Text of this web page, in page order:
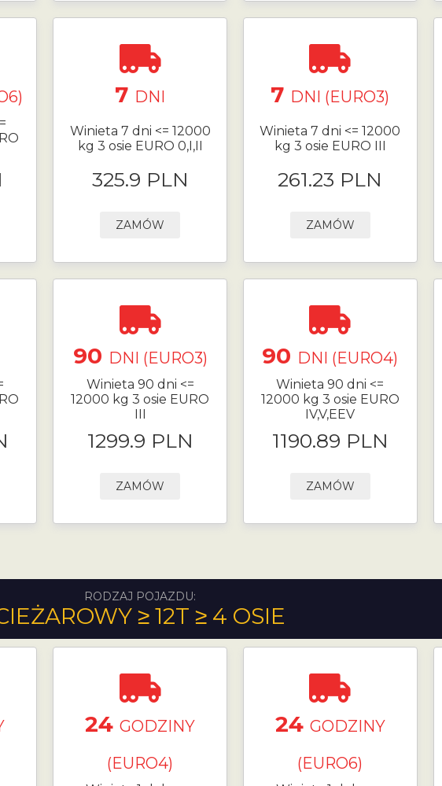
7 DNI
Winieta 7 dni <= 12000
kg 3 osie EURO 0,I,II
325.9 PLN
ZAMÓW
7 DNI (EURO3)
Winieta 7 dni <= 12000
kg 3 osie EURO III
261.23 PLN
ZAMÓW
90 DNI (EURO3)
Winieta 90 dni <=
12000 kg 3 osie EURO
1299.9 PLN
ZAMÓW
90 DNI (EURO4)
Winieta 90 dni <=
12000 kg 3 osie EURO
IV,V,EEV
1190.89 PLN
ZAMÓW
RODZAJ POJAZDU:
≥ 12T ≥ 4 OSIE
24 GODZINY
(EURO4)
24 GODZINY
(EURO6)